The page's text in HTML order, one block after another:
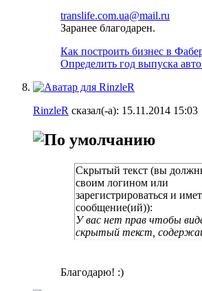
translife.com.ua@mail.ru
Заранее благодарен.
Как построить бизнес в
Определить год выпуска
RinzleR сказал(-а): 15.11.2014 15:03
Скрытый текст (вы
своим логином или
зарегистрироваться и
сообщение(ий)):
У вас нет прав чтобы
скрытый текст,
Благодарю! :)